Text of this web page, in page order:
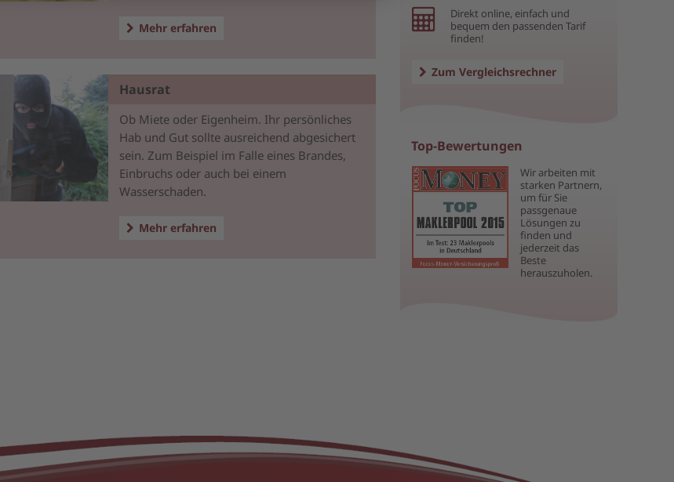
Mehr erfahren
Hausrat
Ob Miete oder Eigenheim. Ihr persönliches
Hab und Gut sollte ausreichend abgesichert
sein. Zum Beispiel im Falle eines Brandes,
Einbruchs oder auch bei einem
Wasserschaden.
Mehr erfahren
Direkt online, einfach und
bequem den passenden Tarif
finden!
Zum Vergleichsrechner
Top-Bewertungen
Wir arbeiten mit
starken Partnern,
um für Sie
passgenaue
Lösungen zu
finden und
jederzeit das
Beste
herauszuholen.